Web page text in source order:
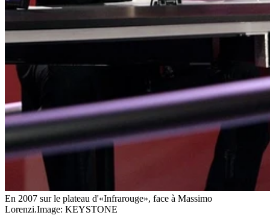
En 2007 sur le plateau d'«Infrarouge», face à Massimo
Lorenzi.Image: KEYSTONE